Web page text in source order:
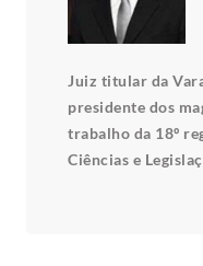
Juiz titular da
presidente dos
trabalho da 18º
Ciências e